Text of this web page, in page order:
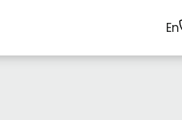
En